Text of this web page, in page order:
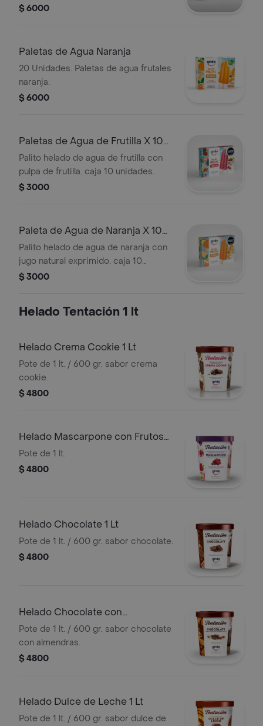
$ 6000
Paletas de Agua Naranja
20 Unidades. Paletas de agua frutales
naranja.
$ 6000
Paletas de Agua de Frutilla X 10
Unid
Palito helado de agua de frutilla con
pulpa de frutilla. caja 10 unidades.
$ 3000
Paleta de Agua de Naranja X 10
Unid
Palito helado de agua de naranja con
jugo natural exprimido. caja 10
unidades.
$ 3000
Helado Tentación 1 lt
Helado Crema Cookie 1 Lt
Pote de 1 lt. / 600 gr. sabor crema
cookie.
$ 4800
Helado Mascarpone con Frutos
Del Bosque 1 Lt
Pote de 1 lt.
$ 4800
Helado Chocolate 1 Lt
Pote de 1 lt. / 600 gr. sabor chocolate.
$ 4800
Helado Chocolate con
Almendras 1 Lt
Pote de 1 lt. / 600 gr. sabor chocolate
con almendras.
$ 4800
Helado Dulce de Leche 1 Lt
Pote de 1 lt. / 600 gr. sabor dulce de